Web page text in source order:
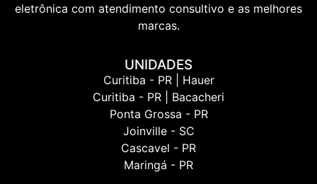
eletrônica com atendimento consultivo e as melhores
marcas.
UNIDADES
Curitiba - PR | Hauer
Curitiba - PR | Bacacheri
Ponta Grossa - PR
Joinville - SC
Cascavel - PR
Maringá - PR